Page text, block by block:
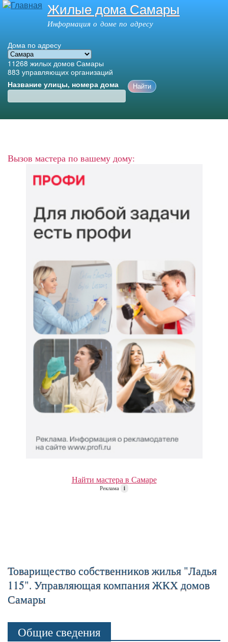
Перейти к
основному
Жилые дома Самары
Информация о доме по адресу
Дома по адресу
11268 жилых домов Самары
883 управляющих организаций
Название улицы, номера дома
Вызов мастера по вашему дому:
Найти мастера в Самаре
Реклама i
Товарищество собственников жилья "Ладья
115". Управляющая компания ЖКХ домов
Самары
Общие сведения